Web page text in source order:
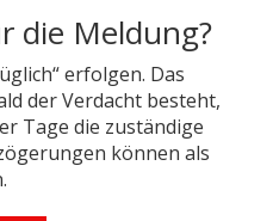
die Meldung?
erfolgen. Das
der Verdacht besteht,
Tage die zuständige
können als